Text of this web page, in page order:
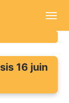
16 juin